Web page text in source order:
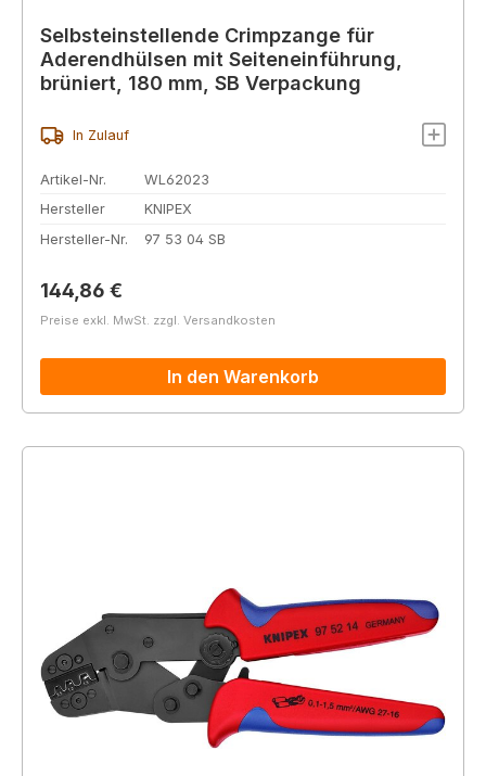
Selbsteinstellende Crimpzange für
Aderendhülsen mit Seiteneinführung,
brüniert, 180 mm, SB Verpackung
In Zulauf
Artikel-Nr.
WL62023
Hersteller
KNIPEX
Hersteller-Nr.
97 53 04 SB
Regulärer Preis:
144,86 €
Preise exkl. MwSt. zzgl. Versandkosten
In den Warenkorb